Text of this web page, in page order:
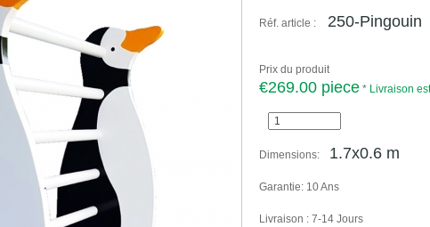
Réf. article : 250-Pingouin
Prix du produit
€269.00 piece * Livraison
Dimensions: 1.7x0.6 m
Garantie: 10 Ans
Livraison : 7-14 Jours